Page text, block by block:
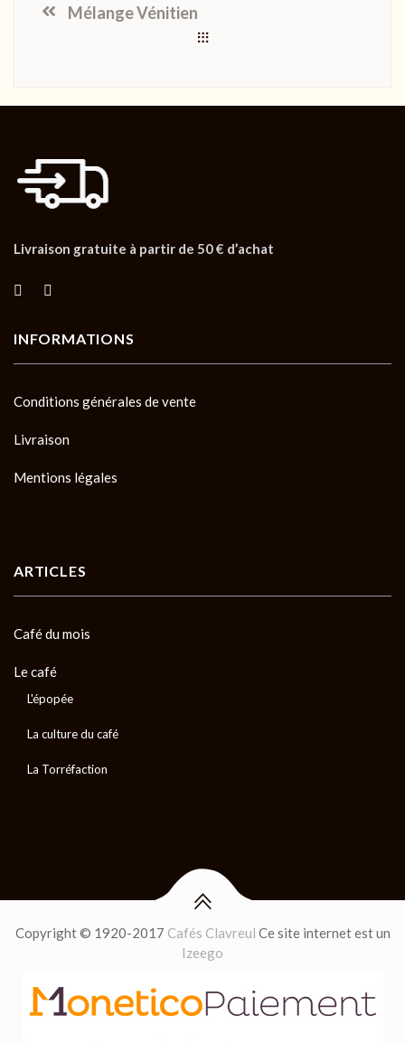
Mélange Vénitien
Livraison gratuite à partir de 50 € d’achat
INFORMATIONS
Conditions générales de vente
Livraison
Mentions légales
ARTICLES
Café du mois
Le café
L'épopée
La culture du café
La Torréfaction
Copyright © 1920-2017 Cafés Clavreul Ce site internet est un
Izeego